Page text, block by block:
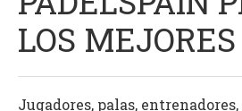
LOS
Jugadores, palas,